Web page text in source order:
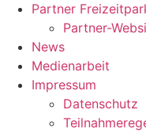
Partner
Partner-
News
Medienarbeit
Impressum
Datenschutz